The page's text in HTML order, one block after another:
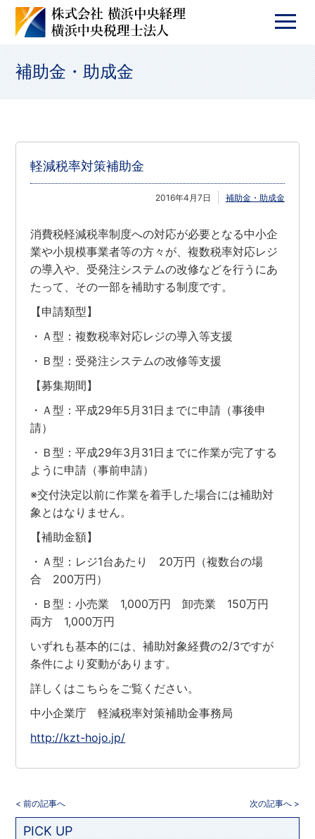
補助金・助成金
軽減税率対策補助金
2016年4月7日 補助金・助成金
消費税軽減税率制度への対応が必要となる中小企
業や小規模事業者等の方々が、複数税率対応レジ
の導入や、受発注システムの改修などを行うにあ
たって、その一部を補助する制度です。
【申請類型】
・Ａ型：複数税率対応レジの導入等支援
・Ｂ型：受発注システムの改修等支援
【募集期間】
・Ａ型：平成29年5月31日までに申請（事後申
請）
・Ｂ型：平成29年3月31日までに作業が完了する
ように申請（事前申請）
※交付決定以前に作業を着手した場合には補助対
象とはなりません。
【補助金額】
・Ａ型：レジ1台あたり 20万円（複数台の場
合 200万円）
・Ｂ型：小売業 1,000万円 卸売業 150万円
両方 1,000万円
いずれも基本的には、補助対象経費の2/3ですが
条件により変動があります。
詳しくはこちらをご覧ください。
中小企業庁 軽減税率対策補助金事務局
http://kzt-hojo.jp/
< 前の記事へ 次の記事へ >
PICK UP